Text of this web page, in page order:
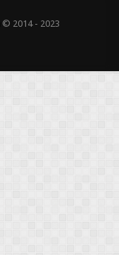
© 2014 - 2023